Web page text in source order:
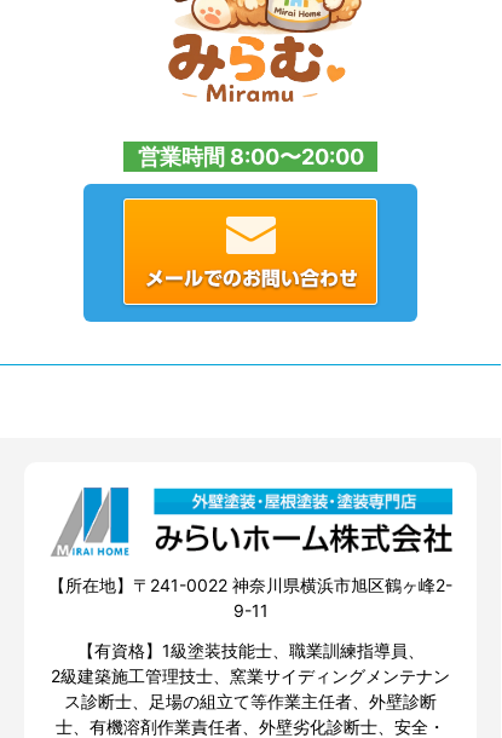
営業時間 8:00〜20:00
【所在地】〒241-0022 神奈川県横浜市旭区鶴ヶ峰2-
9-11
【有資格】1級塗装技能士、職業訓練指導員、
2級建築施工管理技士、窯業サイディングメンテナン
ス診断士、足場の組立て等作業主任者、外壁診断
士、有機溶剤作業責任者、外壁劣化診断士、安全・